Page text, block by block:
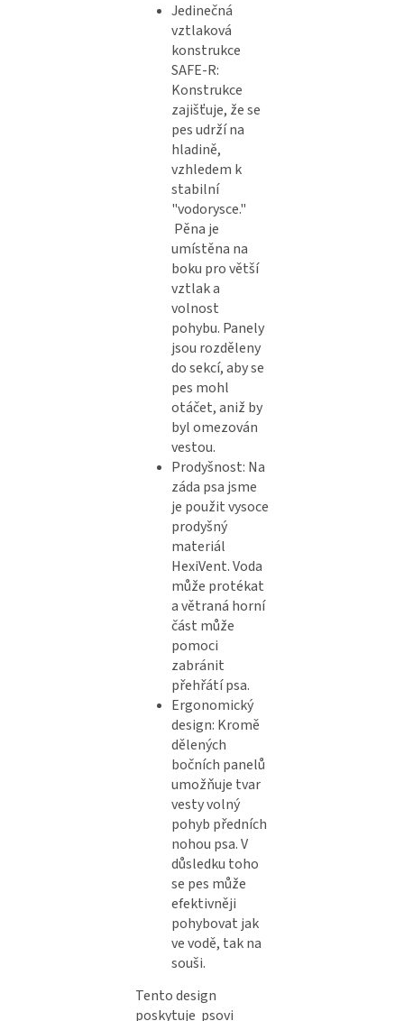
Jedinečná
vztlaková
konstrukce
SAFE-R:
Konstrukce
zajišťuje, že se
pes udrží na
hladině,
vzhledem k
stabilní
"vodorysce."
Pěna je
umístěna na
boku pro větší
vztlak a
volnost
pohybu. Panely
jsou rozděleny
do sekcí, aby se
pes mohl
otáčet, aniž by
byl omezován
vestou.
Prodyšnost: Na
záda psa jsme
je použit vysoce
prodyšný
materiál
HexiVent. Voda
může protékat
a větraná horní
část může
pomoci
zabránit
přehřátí psa.
Ergonomický
design: Kromě
dělených
bočních panelů
umožňuje tvar
vesty volný
pohyb předních
nohou psa. V
důsledku toho
se pes může
efektivněji
pohybovat jak
ve vodě, tak na
souši.
Tento design
poskytuje psovi